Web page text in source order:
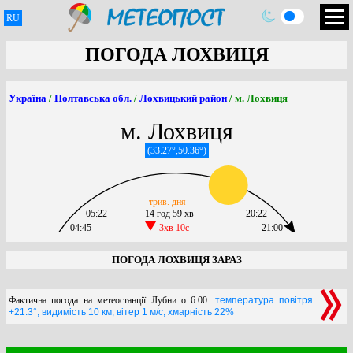
RU
ПОГОДА ЛОХВИЦЯ
Україна / Полтавська обл. / Лохвицький район / м. Лохвиця
м. Лохвиця
(33.27°,50.36°)
04:45
05:22
14 год 59 хв
-3хв 10c
трив. дня
21:00
20:22
ПОГОДА ЛОХВИЦЯ ЗАРАЗ
Фактична погода на метеостанції Лубни о 6:00: температура повітря
+21.3°, видимість 10 км, вітер 1 м/с, хмарність 22%